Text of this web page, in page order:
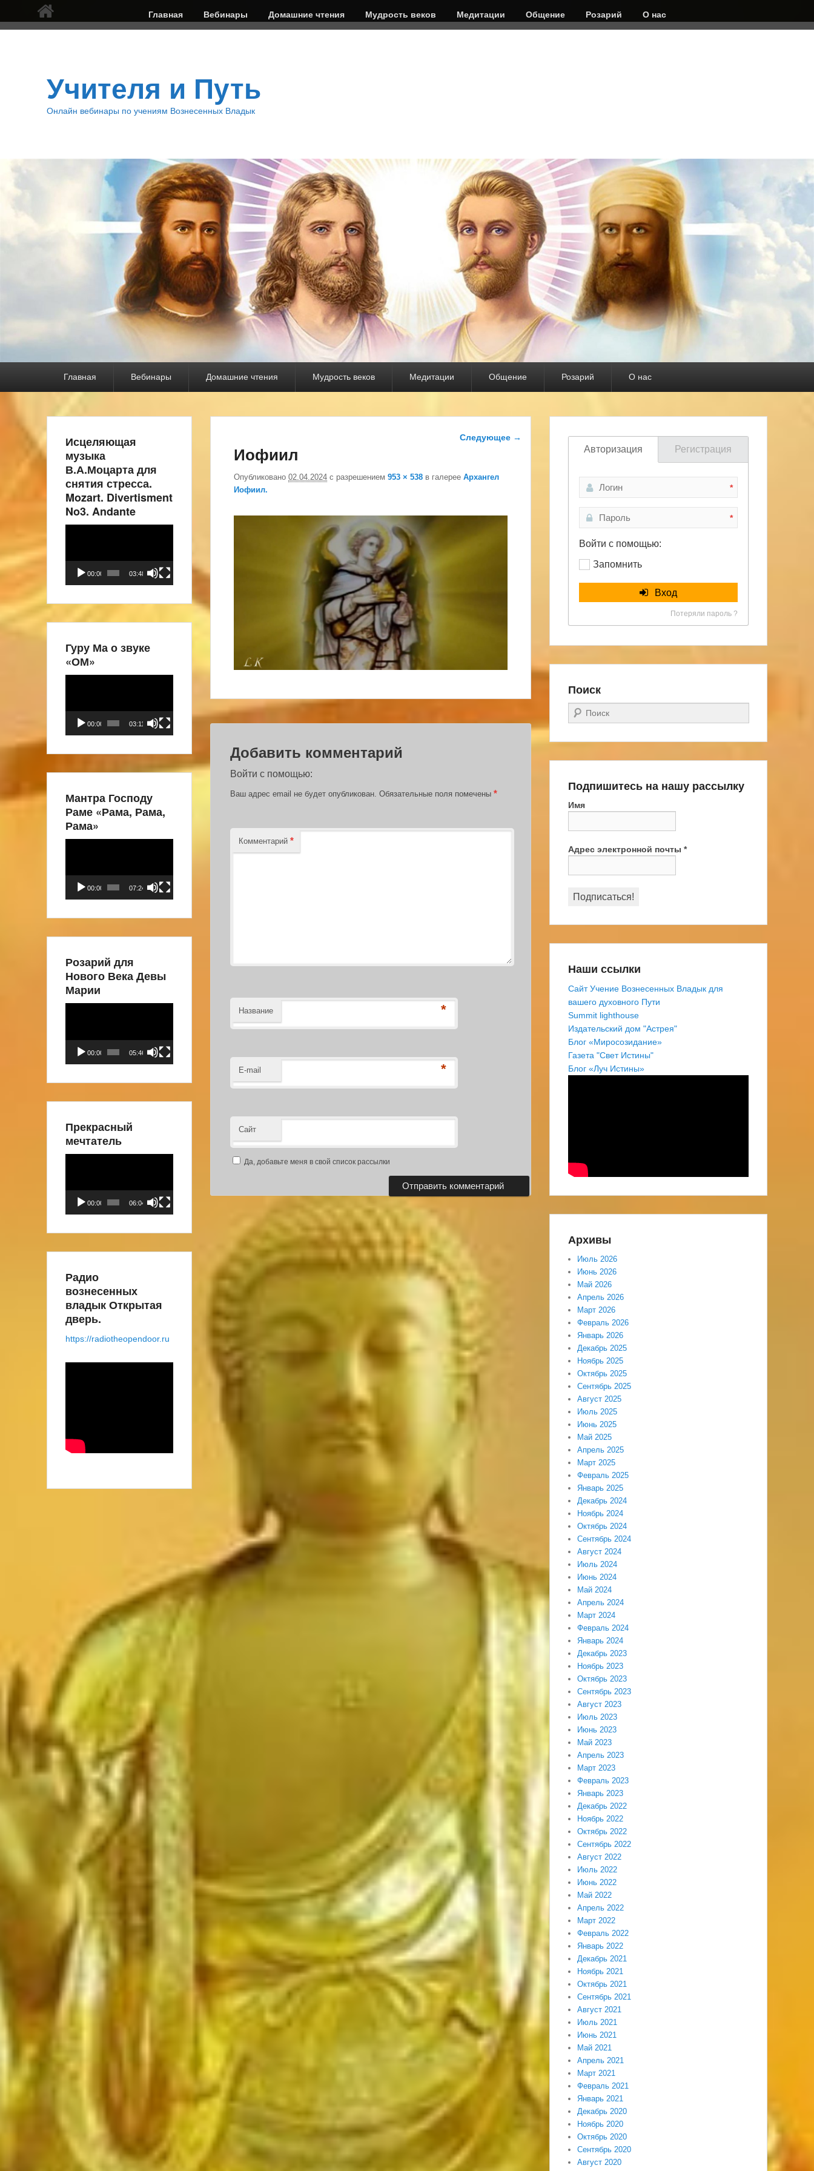
Верхнее
меню
Главная Вебинары Домашние чтения Мудрость веков Медитации Общение Розарий О нас
Учителя и Путь
Онлайн вебинары по учениям Вознесенных Владык
Главная Вебинары Домашние чтения Мудрость веков Медитации Общение Розарий О нас
Навигация по
изображениям
Следующее →
Иофиил
Опубликовано 02.04.2024 с разрешением 953 × 538 в галерее Архангел
Иофиил.
Добавить комментарий
Войти с помощью:
Ваш адрес email не будет опубликован. Обязательные поля помечены *
Комментарий *
Название *
E-mail *
Сайт
Да, добавьте меня в свой список рассылки
Авторизация Регистрация
*
*
Войти с помощью:
Запомнить
Вход
Потеряли пароль ?
Поиск
Поиск
Подпишитесь на нашу рассылку
Имя
Адрес электронной почты *
Наши ссылки
Сайт Учение Вознесенных Владык для
вашего духовного Пути
Summit lighthouse
Издательский дом "Астрея"
Блог «Миросозидание»
Газета "Свет Истины"
Блог «Луч Истины»
Архивы
Июль 2026
Июнь 2026
Май 2026
Апрель 2026
Март 2026
Февраль 2026
Январь 2026
Декабрь 2025
Ноябрь 2025
Октябрь 2025
Сентябрь 2025
Август 2025
Июль 2025
Июнь 2025
Май 2025
Апрель 2025
Март 2025
Февраль 2025
Январь 2025
Декабрь 2024
Ноябрь 2024
Октябрь 2024
Сентябрь 2024
Август 2024
Июль 2024
Июнь 2024
Май 2024
Апрель 2024
Март 2024
Февраль 2024
Январь 2024
Декабрь 2023
Ноябрь 2023
Октябрь 2023
Сентябрь 2023
Август 2023
Июль 2023
Июнь 2023
Май 2023
Апрель 2023
Март 2023
Февраль 2023
Январь 2023
Декабрь 2022
Ноябрь 2022
Октябрь 2022
Сентябрь 2022
Август 2022
Июль 2022
Июнь 2022
Май 2022
Апрель 2022
Март 2022
Февраль 2022
Январь 2022
Декабрь 2021
Ноябрь 2021
Октябрь 2021
Сентябрь 2021
Август 2021
Июль 2021
Июнь 2021
Май 2021
Апрель 2021
Март 2021
Февраль 2021
Январь 2021
Декабрь 2020
Ноябрь 2020
Октябрь 2020
Сентябрь 2020
Август 2020
Исцеляющая
музыка
В.А.Моцарта для
снятия стресса.
Mozart. Divertisment
No3. Andante
00:00 03:48
Гуру Ма о звуке
«ОМ»
00:00 03:11
Мантра Господу
Раме «Рама, Рама,
Рама»
00:00 07:24
Розарий для
Нового Века Девы
Марии
00:00 05:46
Прекрасный
мечтатель
00:00 06:04
Радио
вознесенных
владык Открытая
дверь.
https://radiotheopendoor.ru